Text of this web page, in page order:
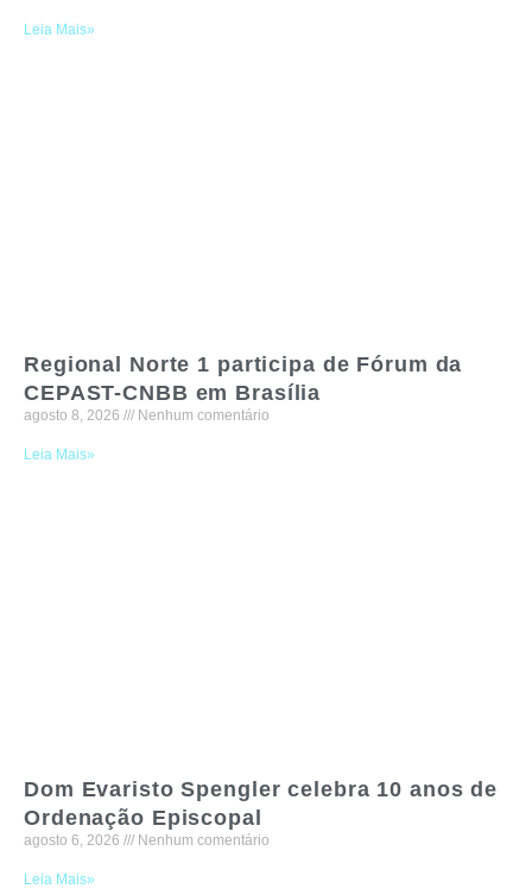
Leia Mais»
Regional Norte 1 participa de Fórum da
CEPAST-CNBB em Brasília
agosto 8, 2026 Nenhum comentário
Leia Mais»
Dom Evaristo Spengler celebra 10 anos de
Ordenação Episcopal
agosto 6, 2026 Nenhum comentário
Leia Mais»